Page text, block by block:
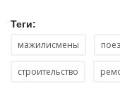
Теги:
мажилисмены
строительство